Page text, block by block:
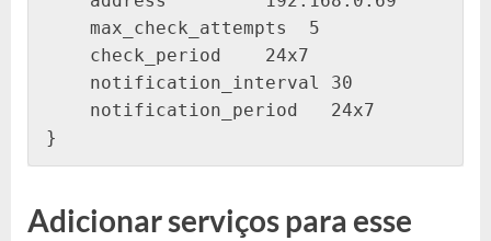
}
Adicionar serviços para esse